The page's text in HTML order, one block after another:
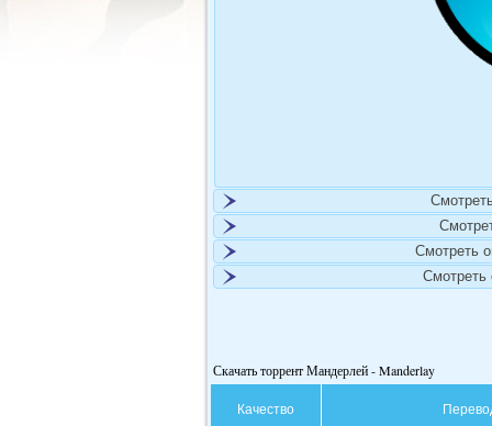
Смотреть
Смотреть
Скачать торрент Мандерлей - Manderlay
Качество